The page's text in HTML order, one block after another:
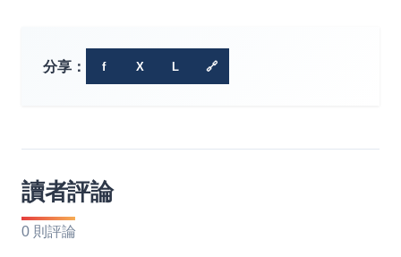
分享： f X L 🔗
讀者評論
0 則評論